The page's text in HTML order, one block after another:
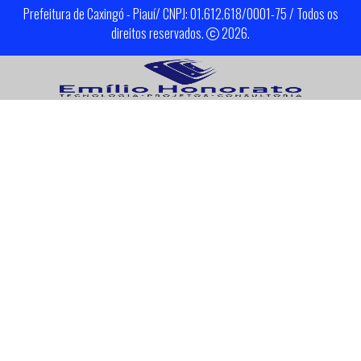
Prefeitura de Caxingó - Piauí/ CNPJ: 01.612.618/0001-75 / Todos os
direitos reservados.
2026.